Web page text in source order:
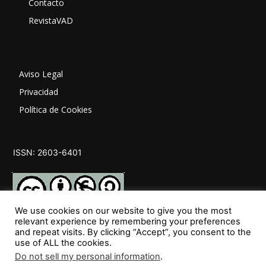
Contacto
RevistaVAD
Aviso Legal
Privacidad
Política de Cookies
ISSN: 2603-6401
SÍGUENOS
We use cookies on our website to give you the most
relevant experience by remembering your preferences
and repeat visits. By clicking “Accept”, you consent to the
use of ALL the cookies.
Do not sell my personal information.